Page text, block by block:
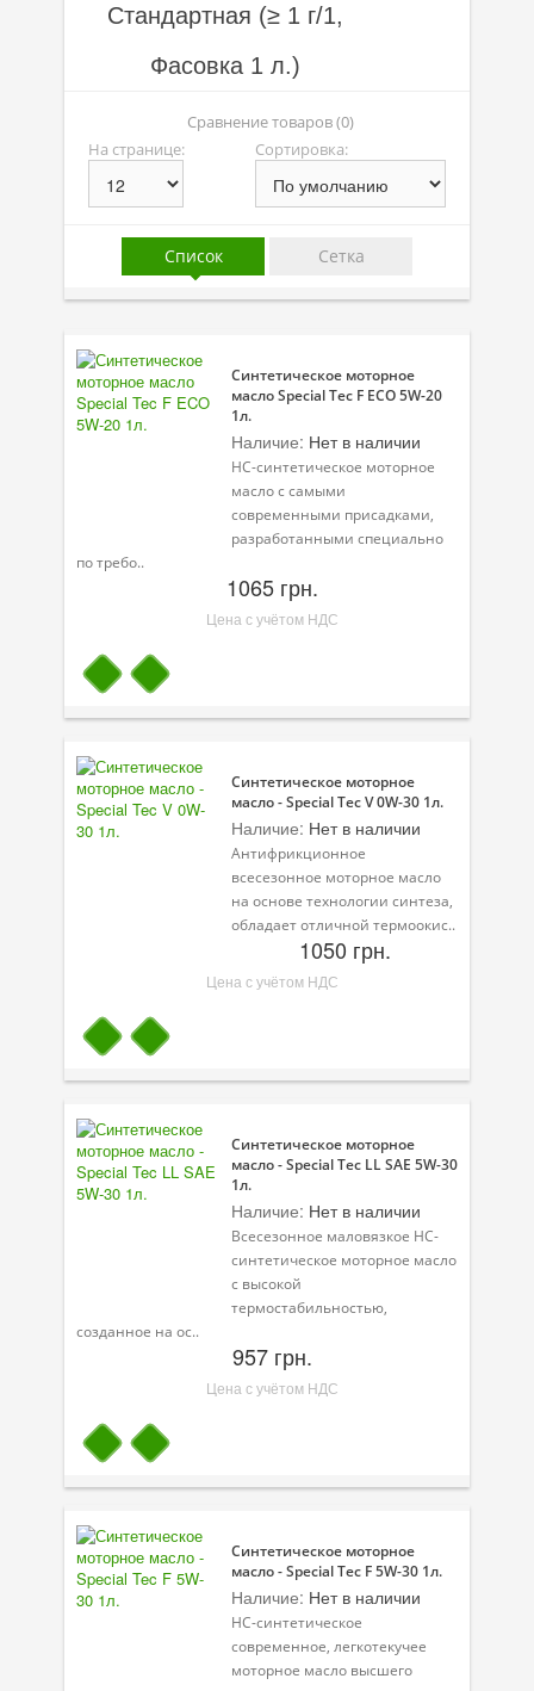
Линейка масел Optimal
Присадки
Присадки в системы охлаждения
Присадки в топливо
Автокосметика
Оборудование
Клеи и герметики
Уход за кондиционером
Смазки
Специальные программы
Велосипедная программа
Оружейное масло
Садовая программа
Промышленная программа
Технологические жидкости
Зимняя программа
Стандартная (≥ 1 г/1,
Фасовка 1 л.)
Сравнение товаров (0)
На странице:
Сортировка:
Список Сетка
Синтетическое моторное
масло Special Tec F ECO 5W-20
1л.
Наличие: Нет в наличии
HC-синтетическое моторное
масло с самыми
современными присадками,
разработанными специально
по требо..
1065 грн.
Цена с учётом НДС
Синтетическое моторное
масло - Special Tec V 0W-30 1л.
Наличие: Нет в наличии
Антифрикционное
всесезонное моторное масло
на основе технологии синтеза,
обладает отличной термоокис..
1050 грн.
Цена с учётом НДС
Синтетическое моторное
масло - Special Tec LL SAE 5W-30
1л.
Наличие: Нет в наличии
Всесезонное маловязкое HC-
синтетическое моторное масло
с высокой
термостабильностью,
созданное на ос..
957 грн.
Цена с учётом НДС
Синтетическое моторное
масло - Special Tec F 5W-30 1л.
Наличие: Нет в наличии
НС-синтетическое
современное, легкотекучее
моторное масло высшего